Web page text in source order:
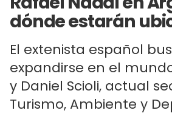
dónde estarán
El extenista español
expandirse en el
y Daniel Scioli, actual
Turismo, Ambiente y